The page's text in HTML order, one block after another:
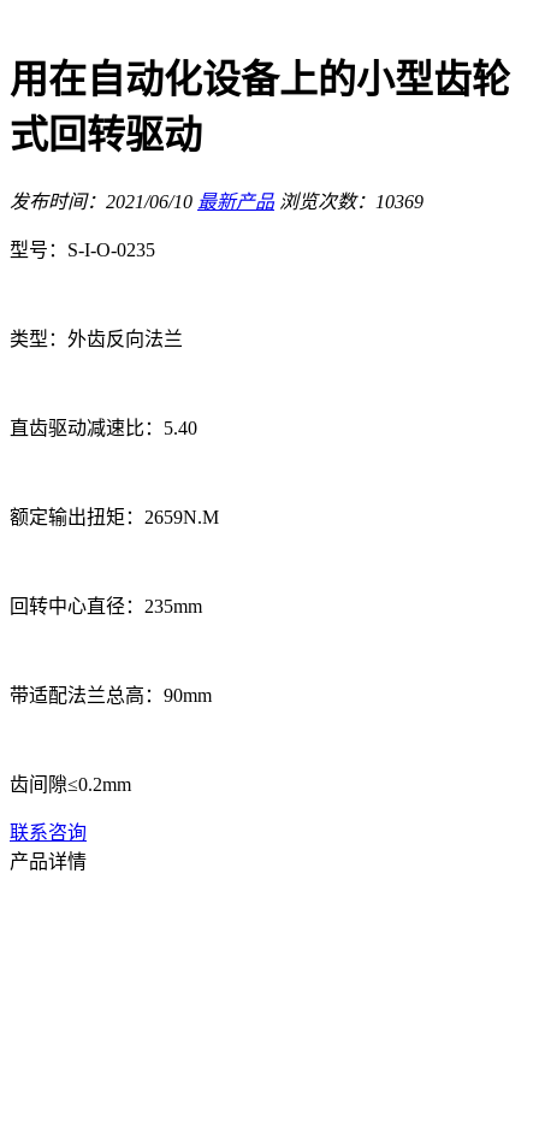
用在自动化设备上的小型齿轮
式回转驱动
发布时间：2021/06/10 最新产品 浏览次数：10369
型号：S-I-O-0235
类型：外齿反向法兰
直齿驱动减速比：5.40
额定输出扭矩：2659N.M
回转中心直径：235mm
带适配法兰总高：90mm
齿间隙≤0.2mm
联系咨询
产品详情